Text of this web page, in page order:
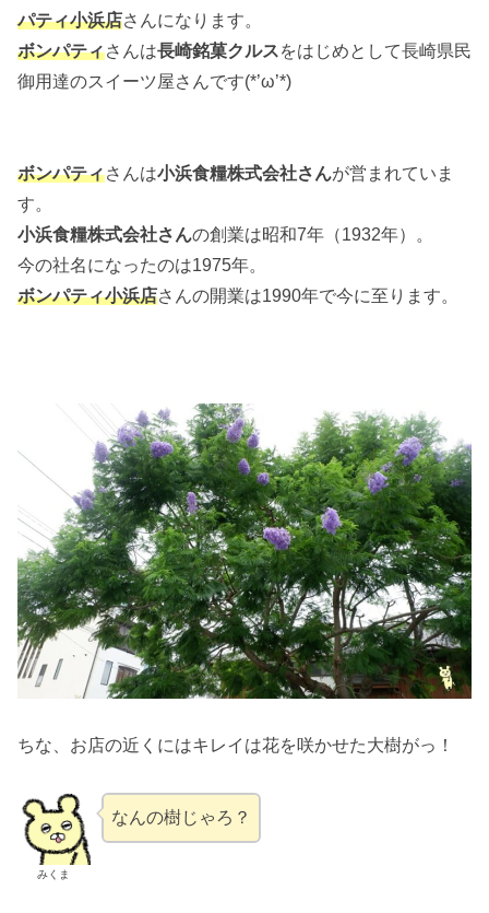
パティ小浜店さんになります。
ボンパティさんは長崎銘菓クルスをはじめとして長崎県民
御用達のスイーツ屋さんです(*’ω’*)
ボンパティさんは小浜食糧株式会社さんが営まれていま
す。
小浜食糧株式会社さんの創業は昭和7年（1932年）。
今の社名になったのは1975年。
ボンパティ小浜店さんの開業は1990年で今に至ります。
ちな、お店の近くにはキレイは花を咲かせた大樹がっ！
みくま
なんの樹じゃろ？